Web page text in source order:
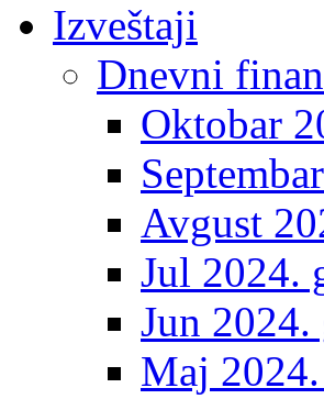
Izveštaji
Dnevni
Oktobar
Avgust
Jul 2024.
Jun 2024.
Maj